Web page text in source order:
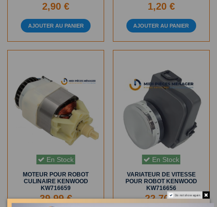
2,90 €
AJOUTER AU PANIER
1,20 €
AJOUTER AU PANIER
En Stock
MOTEUR POUR ROBOT
CULINAIRE KENWOOD
KW716659
39,99 €
En Stock
VARIATEUR DE VITESSE
POUR ROBOT KENWOOD
KW716656
22,70 €Do not show again.